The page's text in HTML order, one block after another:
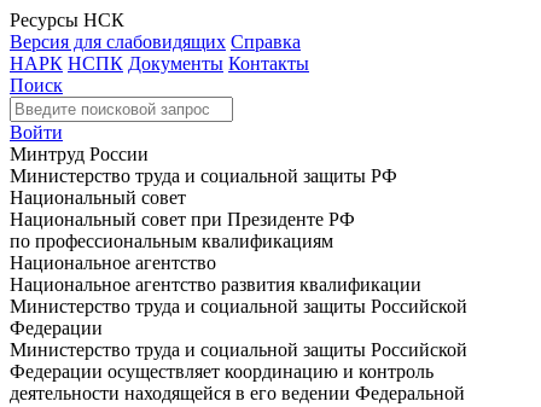
Ресурсы НСК
Версия для слабовидящих Справка
НАРК НСПК Документы Контакты
Поиск
Войти
Минтруд России
Министерство труда и социальной защиты РФ
Национальный совет
Национальный совет при Президенте РФ
по профессиональным квалификациям
Национальное агентство
Национальное агентство развития квалификации
Министерство труда и социальной защиты Российской
Федерации
Министерство труда и социальной защиты Российской
Федерации осуществляет координацию и контроль
деятельности находящейся в его ведении Федеральной